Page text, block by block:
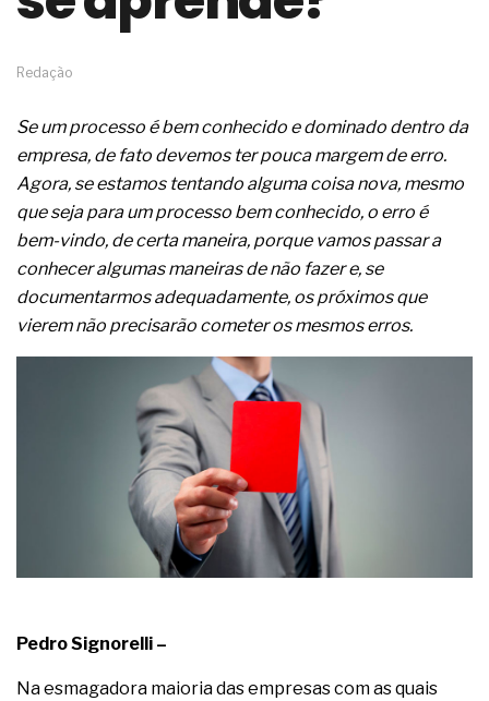
de governança das organizações
A próxima vantagem competitiva não está no
modelo de IA
A IA elevou a régua do comprador B2B e a venda
A verificação dimensional e de massa dos fios,
cabos e condutores elétricos
A fabricação conforme das portas com tipologia
de giro para as saídas de emergência
A sua indústria toma decisões ou apenas reage
aos problemas?
Os serviços de reciclagem profunda a frio in situ
com emulsão asfáltica
Os gestores da ABNT litigam de má-fé para
tentar criar uma reserva de mercado sobre as
NBR ISO
Os critérios médicos da síndrome metabólica
A prevenção clínica da coceira no ânus
Os sintomas clínicos do teratoma de ovário
O tratamento médico da síndrome da fadiga
crônica
Quando a gestão é o obstáculo para o resultado
Os procedimentos para a inspeção em estruturas
Redação
Se um processo é bem conhecido e dominado dentro da
empresa, de fato devemos ter pouca margem de erro.
Agora, se estamos tentando alguma coisa nova, mesmo
que seja para um processo bem conhecido, o erro é
bem-vindo, de certa maneira, porque vamos passar a
conhecer algumas maneiras de não fazer e, se
documentarmos adequadamente, os próximos que
vierem não precisarão cometer os mesmos erros.
Pedro Signorelli –
Na esmagadora maioria das empresas com as quais